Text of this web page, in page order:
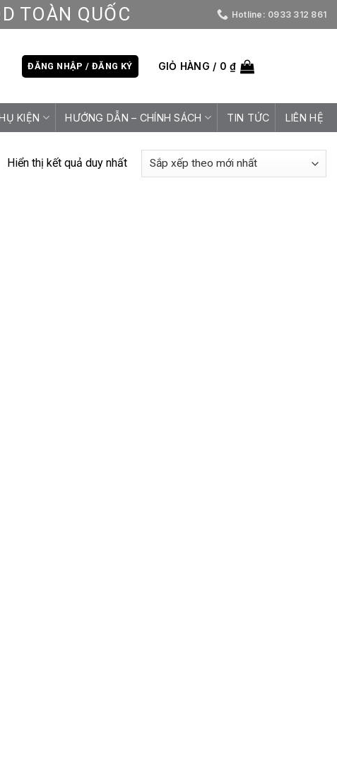
TOÀN QUỐC Hotline: 0933 312 861
ĐĂNG NHẬP / ĐĂNG KÝ GIỎ HÀNG / 0₫
KIỆN HƯỚNG DẪN – CHÍNH SÁCH TIN TỨC LIÊN HỆ
Hiển thị kết quả duy nhất